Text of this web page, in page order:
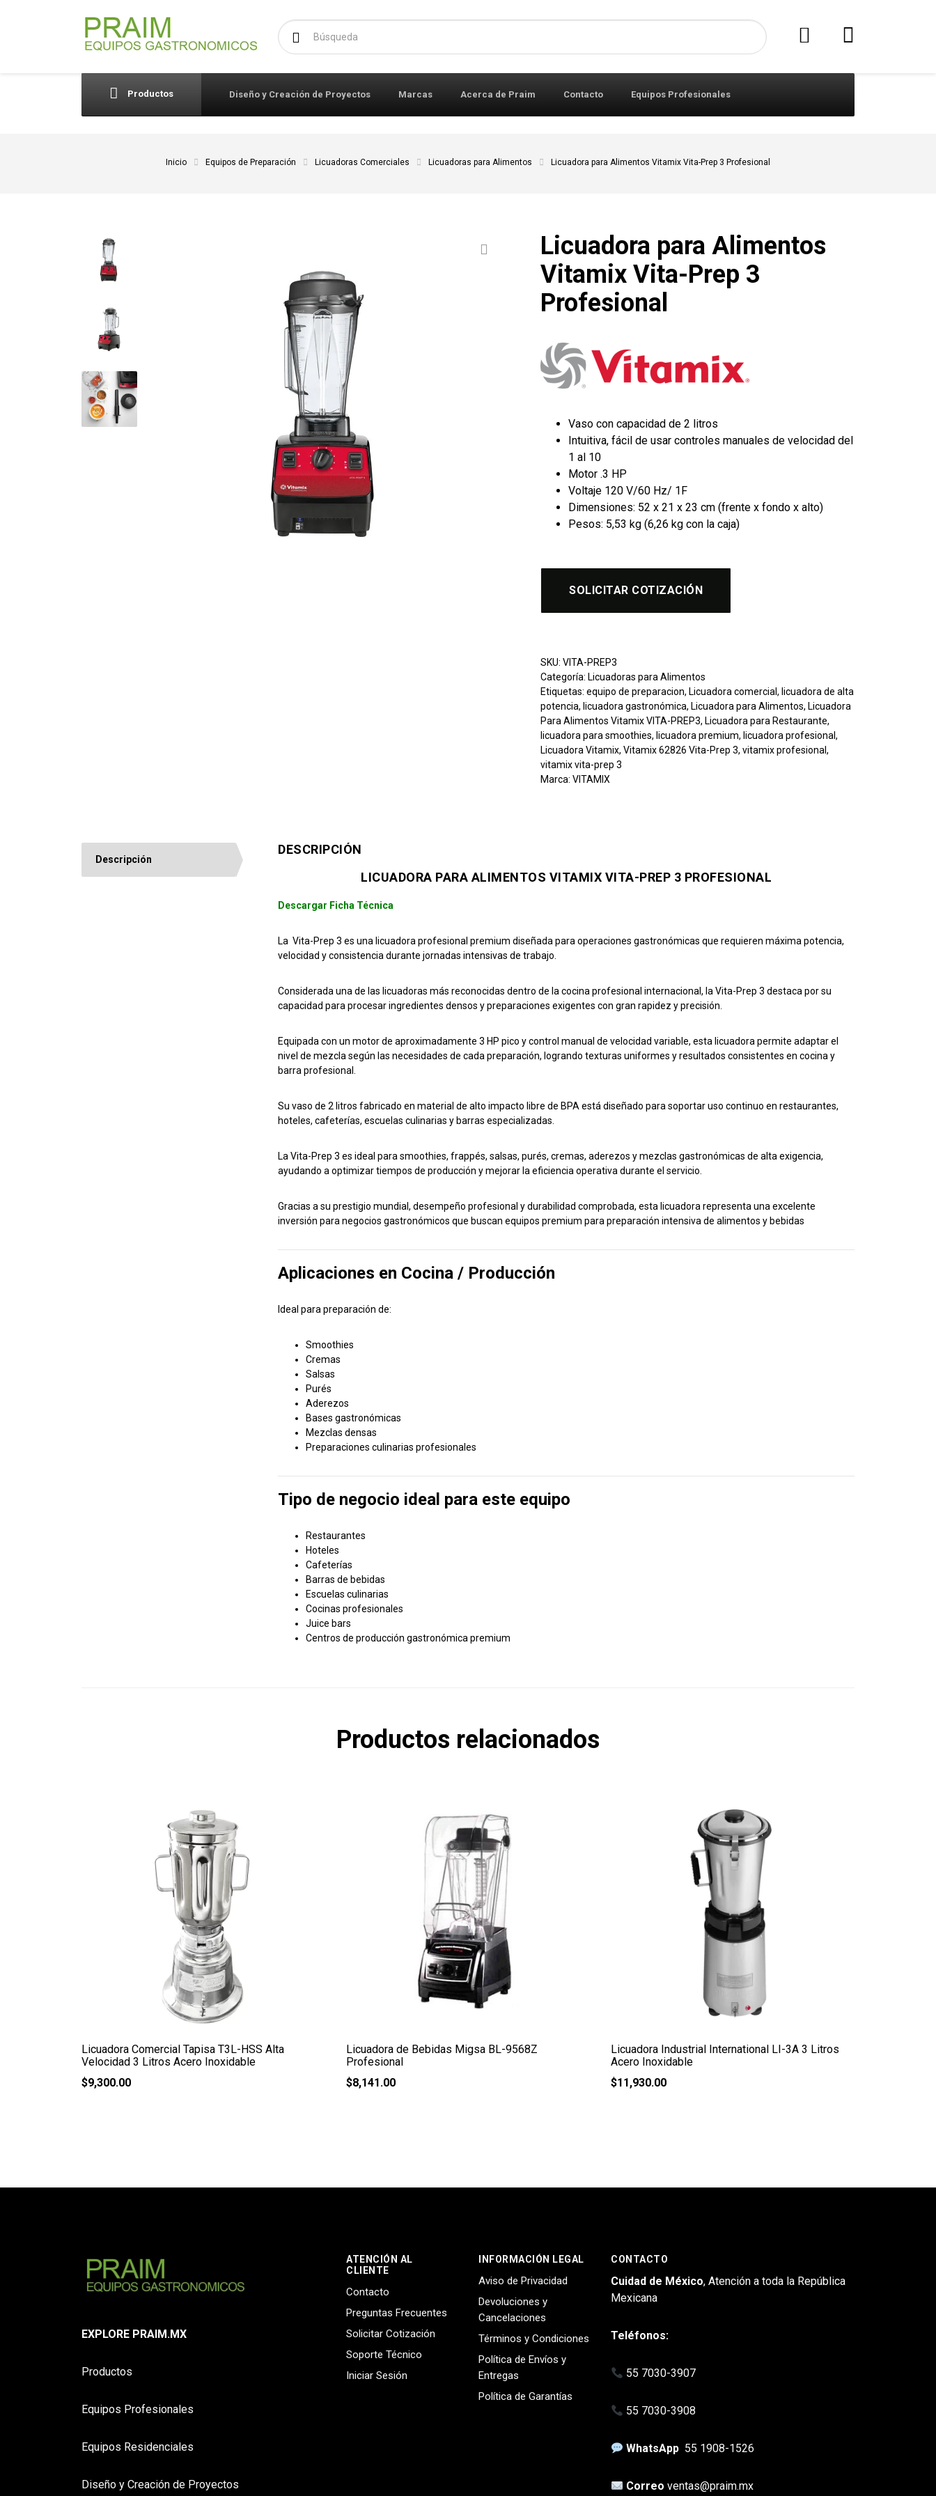
Buscar:
Productos Diseño y Creación de Proyectos Marcas Acerca de Praim Contacto Equipos Profesionales
Inicio Equipos de Preparación Licuadoras Comerciales Licuadoras para Alimentos Licuadora para Alimentos Vitamix Vita-Prep 3 Profesional
Licuadora para Alimentos
Vitamix Vita-Prep 3
Profesional
Vaso con capacidad de 2 litros
Intuitiva, fácil de usar controles manuales de velocidad del
1 al 10
Motor .3 HP
Voltaje 120 V/60 Hz/ 1F
Dimensiones: 52 x 21 x 23 cm (frente x fondo x alto)
Pesos: 5,53 kg (6,26 kg con la caja)
SOLICITAR COTIZACIÓN
SKU:VITA-PREP3
Categoría: Licuadoras para Alimentos
Etiquetas:equipo de preparacion, Licuadora comercial, licuadora de alta
potencia, licuadora gastronómica, Licuadora para Alimentos, Licuadora
Para Alimentos Vitamix VITA-PREP3, Licuadora para Restaurante,
licuadora para smoothies, licuadora premium, licuadora profesional,
Licuadora Vitamix,Vitamix 62826 Vita-Prep 3,vitamix profesional,
vitamix vita-prep 3
Marca:VITAMIX
Descripción
DESCRIPCIÓN
LICUADORA PARA ALIMENTOS VITAMIX VITA-PREP 3 PROFESIONAL
Descargar Ficha Técnica
La Vita-Prep 3 es una licuadora profesional premium diseñada para operaciones gastronómicas que requieren máxima potencia,
velocidad y consistencia durante jornadas intensivas de trabajo.
Considerada una de las licuadoras más reconocidas dentro de la cocina profesional internacional, la Vita-Prep 3 destaca por su
capacidad para procesar ingredientes densos y preparaciones exigentes con gran rapidez y precisión.
Equipada con un motor de aproximadamente 3 HP pico y control manual de velocidad variable, esta licuadora permite adaptar el
nivel de mezcla según las necesidades de cada preparación, logrando texturas uniformes y resultados consistentes en cocina y
barra profesional.
Su vaso de 2 litros fabricado en material de alto impacto libre de BPA está diseñado para soportar uso continuo en restaurantes,
hoteles, cafeterías, escuelas culinarias y barras especializadas.
La Vita-Prep 3 es ideal para smoothies, frappés, salsas, purés, cremas, aderezos y mezclas gastronómicas de alta exigencia,
ayudando a optimizar tiempos de producción y mejorar la eficiencia operativa durante el servicio.
Gracias a su prestigio mundial, desempeño profesional y durabilidad comprobada, esta licuadora representa una excelente
inversión para negocios gastronómicos que buscan equipos premium para preparación intensiva de alimentos y bebidas
Aplicaciones en Cocina / Producción
Ideal para preparación de:
Smoothies
Cremas
Salsas
Purés
Aderezos
Bases gastronómicas
Mezclas densas
Preparaciones culinarias profesionales
Tipo de negocio ideal para este equipo
Restaurantes
Hoteles
Cafeterías
Barras de bebidas
Escuelas culinarias
Cocinas profesionales
Juice bars
Centros de producción gastronómica premium
Productos relacionados
Licuadora Comercial Tapisa T3L-HSS Alta
Velocidad 3 Litros Acero Inoxidable
$9,300.00
Licuadora de Bebidas Migsa BL-9568Z
Profesional
$8,141.00
Licuadora Industrial International LI-3A 3 Litros
Acero Inoxidable
$11,930.00
EXPLORE PRAIM.MX
Productos
Equipos Profesionales
Equipos Residenciales
Diseño y Creación de Proyectos
ATENCIÓN AL
CLIENTE
Contacto
Preguntas Frecuentes
Solicitar Cotización
Soporte Técnico
Iniciar Sesión
INFORMACIÓN LEGAL
Aviso de Privacidad
Devoluciones y
Cancelaciones
Términos y Condiciones
Política de Envíos y
Entregas
Política de Garantías
CONTACTO
Cuidad de México, Atención a toda la República
Mexicana
Teléfonos:
55 7030-3907
55 7030-3908
WhatsApp 55 1908-1526
Correoventas@praim.mx